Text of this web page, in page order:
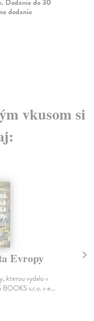
Dodanie do 30
dodanie
vkusom si
Evropy
kterou vydalo v
s.r.o. v e...